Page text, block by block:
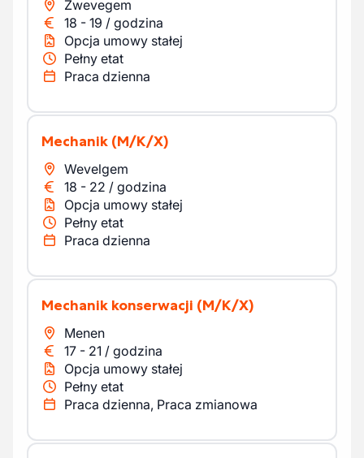
Zwevegem
18 - 19 / godzina
Opcja umowy stałej
Pełny etat
Praca dzienna
Mechanik (M/K/X)
Wevelgem
18 - 22 / godzina
Opcja umowy stałej
Pełny etat
Praca dzienna
Mechanik konserwacji (M/K/X)
Menen
17 - 21 / godzina
Opcja umowy stałej
Pełny etat
Praca dzienna, Praca zmianowa